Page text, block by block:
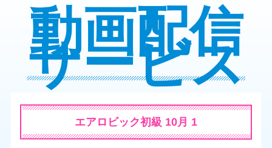
動画配信
サービス
エアロビック初級 10月 1